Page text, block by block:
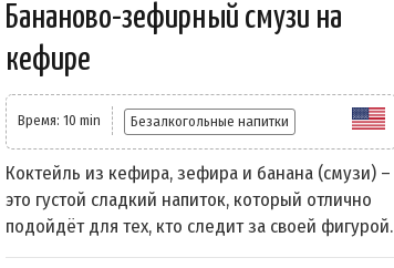
Бананово-зефирный смузи на
кефире
Время: 10 min Безалкогольные напитки
Коктейль из кефира, зефира и банана (смузи) –
это густой сладкий напиток, который отлично
подойдёт для тех, кто следит за своей фигурой.